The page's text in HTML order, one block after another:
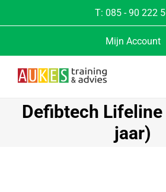
T: 085 - 90 222
Mijn Account
Defibtech
jaar)